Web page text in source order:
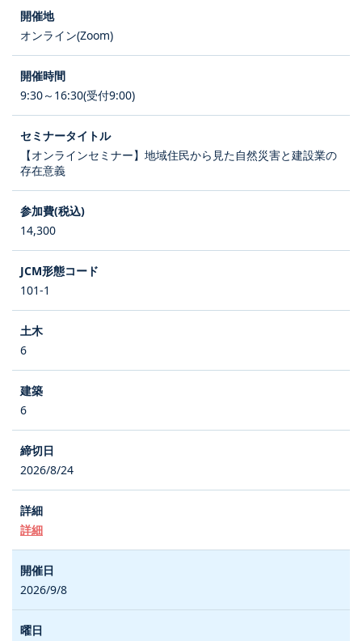
オンライン(Zoom)
9:30～16:30(受付9:00)
【オンラインセミナー】地域住民から見た自然災害と建設業の
存在意義
14,300
101-1
6
6
2026/8/24
詳細
2026/9/8